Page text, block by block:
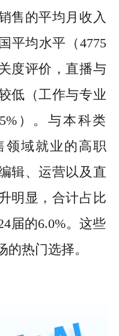
售的平均月收入
平均水平（4775
度评价，直播与
低（工作与专业
）。与本科类
领域就业的高职
辑、运营以及直
明显，合计占比
届的6.0%。这些
热门选择。